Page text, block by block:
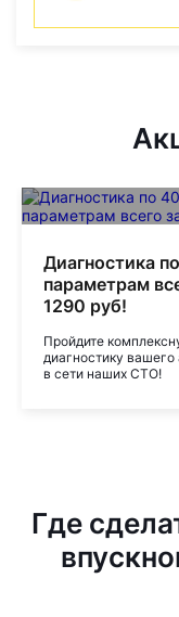
Диагностика
параметрам
1290 руб!
Пройдите
диагностику
в сети наших СТО!
Где